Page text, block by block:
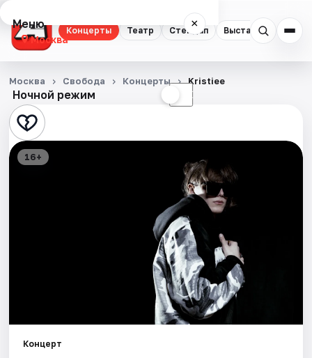
Концерты Театр Стендап Выставки
Меню ×
Москва
Концерты
Театр
Стендап
Города
Ночной режим ☾
Москва Свобода Концерты Kristiee
16+
Концерт